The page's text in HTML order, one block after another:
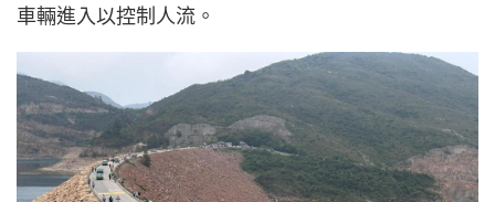
車輛進入以控制人流。